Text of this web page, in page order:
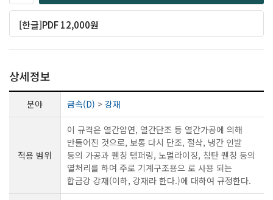
[한글]PDF 12,000원
상세정보
분야 금속(D) > 강재
적용 범위
이 규격은 열간압연, 열간단조 등 열간가공에 의해
만들어진 것으로, 보통 다시 단조, 절삭, 냉간 인발
등의 가공과 퀜칭 템퍼링, 노멀라이징, 침탄 퀜칭 등의
열처리를 하여 주로 기계구조용으 로 사용 되는
합금강 강재(이하, 강재라 한다.)에 대하여 규정한다.